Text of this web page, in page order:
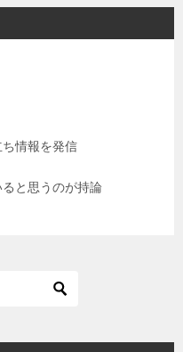
情報を発信
と思うのが持論